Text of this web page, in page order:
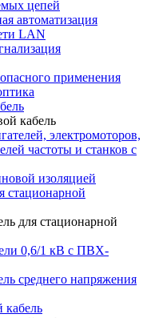
цепей
автоматизация
LAN
применения
кабель
электромоторов,
частоты и станков с
изоляцией
стационарной
для стационарной
0,6/1 кВ с ПВХ-
среднего напряжения
кабель